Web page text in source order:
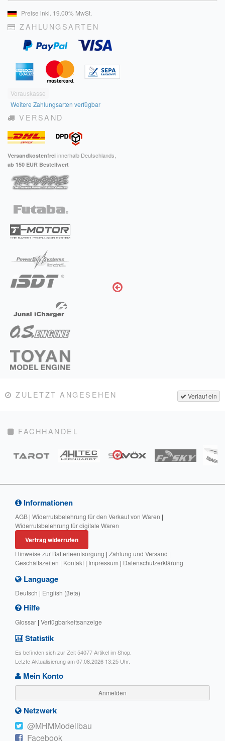
Preise inkl. 19.00% MwSt.
ZAHLUNGSARTEN
Vorauskasse
Weitere Zahlungsarten verfügbar
VERSAND
Versandkostenfrei innerhalb Deutschlands,
ab 150 EUR Bestellwert
Verlauf ein
ZULETZT ANGESEHEN
FACHHANDEL
Informationen
AGB | Widerrufsbelehrung für den Verkauf von Waren |
Widerrufsbelehrung für digitale Waren
Vertrag widerrufen
Hinweise zur Batterieentsorgung | Zahlung und Versand |
Geschäftszeiten | Kontakt | Impressum | Datenschutzerklärung
Language
Deutsch | English (βeta)
Hilfe
Glossar | Verfügbarkeitsanzeige
Statistik
Es befinden sich zur Zeit 54077 Artikel im Shop.
Letzte Aktualisierung am 07.08.2026 13:25 Uhr.
Mein Konto
Anmelden
Netzwerk
@MHMModellbau
Facebook